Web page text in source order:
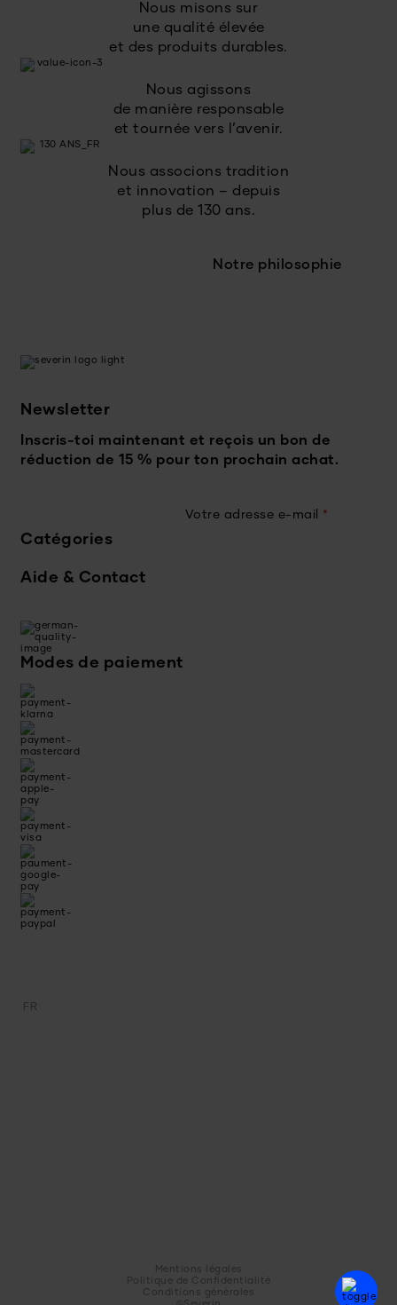
Nous misons sur
une qualité élevée
et des produits durables.
Nous agissons
de manière responsable
et tournée vers l’avenir.
Nous associons tradition
et innovation – depuis
plus de 130 ans.
Notre philosophie
Newsletter
Inscris-toi maintenant et reçois un bon de
réduction de 15 % pour ton prochain achat.
Votre adresse e-mail *
Catégories
Aide & Contact
Modes de paiement
FR
Mentions légales
Politique de Confidentialité
Conditions générales